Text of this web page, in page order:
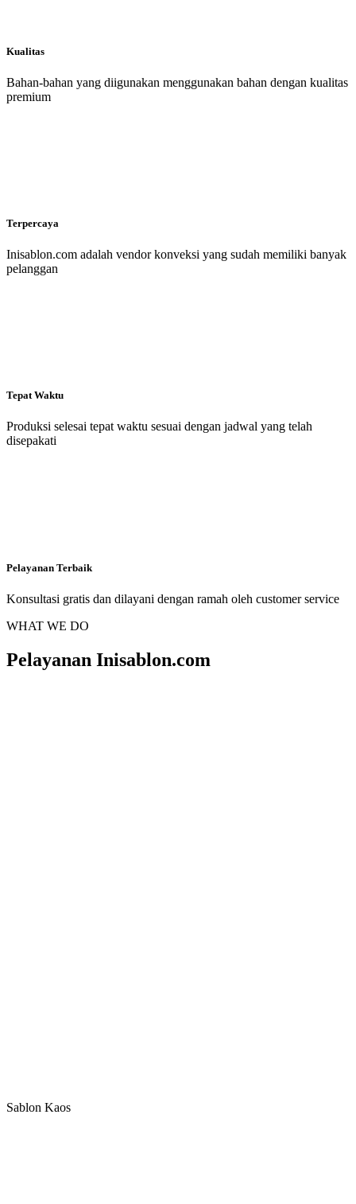
Kualitas
Bahan-bahan yang diigunakan menggunakan bahan dengan kualitas
premium
Terpercaya
Inisablon.com adalah vendor konveksi yang sudah memiliki banyak
pelanggan
Tepat Waktu
Produksi selesai tepat waktu sesuai dengan jadwal yang telah
disepakati
Pelayanan Terbaik
Konsultasi gratis dan dilayani dengan ramah oleh customer service
WHAT WE DO
Pelayanan Inisablon.com
Sablon Kaos